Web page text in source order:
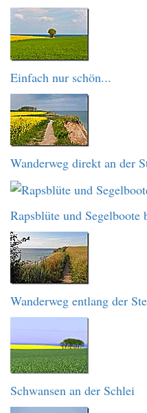
Einfach nur schön...
Wanderweg direkt an der
Rapsblüte und Segelboote
Wanderweg entlang der
Schwansen an der Schlei